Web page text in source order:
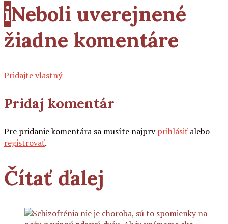
iNeboli uverejnené
žiadne komentáre
Pridajte vlastný
Pridaj komentár
Pre pridanie komentára sa musíte najprvprihlásiť alebo
registrovať.
Čítať ďalej